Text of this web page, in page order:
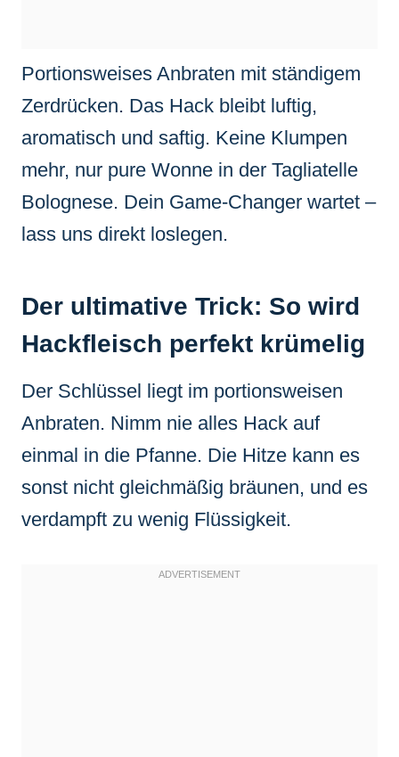
Portionsweises Anbraten mit ständigem
Zerdrücken. Das Hack bleibt luftig,
aromatisch und saftig. Keine Klumpen
mehr, nur pure Wonne in der Tagliatelle
Bolognese. Dein Game-Changer wartet –
lass uns direkt loslegen.
Der ultimative Trick: So wird
Hackfleisch perfekt krümelig
Der Schlüssel liegt im portionsweisen
Anbraten. Nimm nie alles Hack auf
einmal in die Pfanne. Die Hitze kann es
sonst nicht gleichmäßig bräunen, und es
verdampft zu wenig Flüssigkeit.